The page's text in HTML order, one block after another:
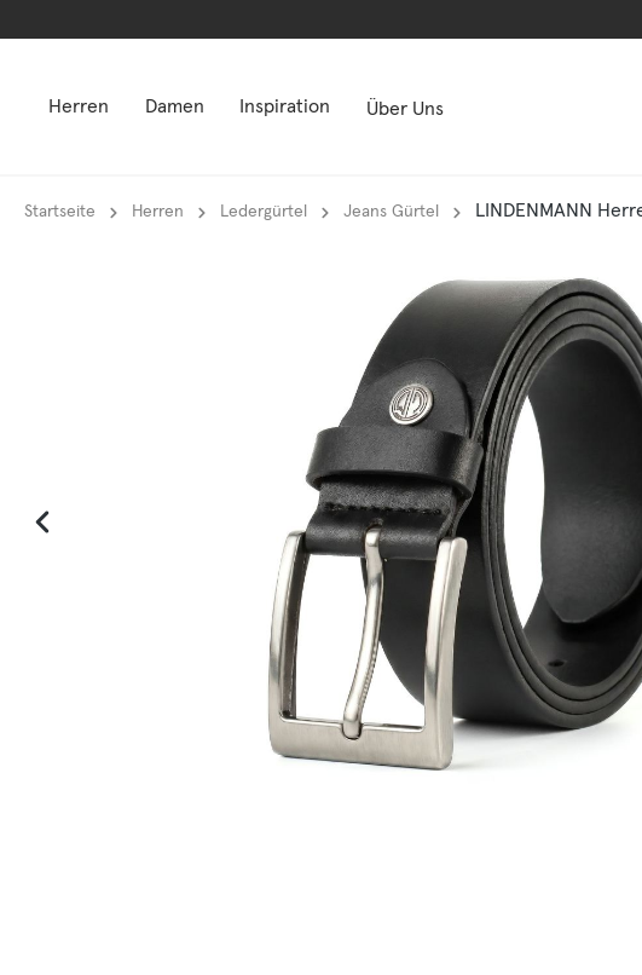
Herren Damen Inspiration Über Uns
Startseite Herren Ledergürtel Jeans Gürtel LINDENMANN